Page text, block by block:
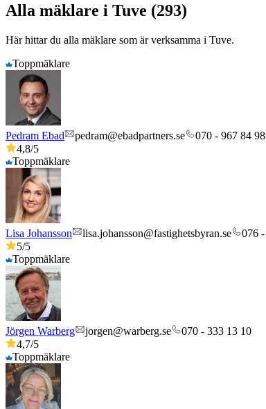
Alla mäklare i Tuve (293)
Här hittar du alla mäklare som är verksamma i Tuve.
Toppmäklare
Pedram Ebad pedram@ebadpartners.se
070 - 967 84 98
4,8/5
Toppmäklare
Lisa Johansson lisa.johansson@fastighetsbyran.se
076
5/5
Toppmäklare
Jörgen Warberg jorgen@warberg.se
070 - 333 13 10
4,7/5
Toppmäklare